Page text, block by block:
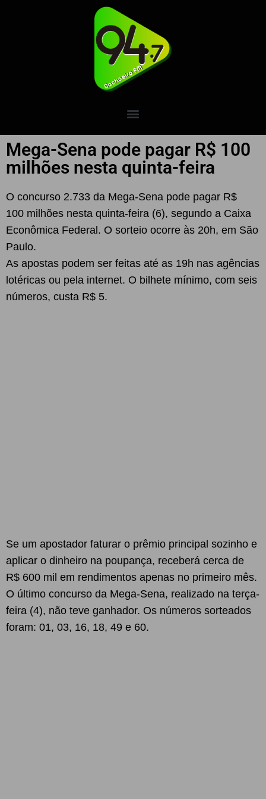
Mega-Sena pode pagar R$ 100
milhões nesta quinta-feira
O concurso 2.733 da Mega-Sena pode pagar R$
100 milhões nesta quinta-feira (6), segundo a Caixa
Econômica Federal. O sorteio ocorre às 20h, em São
Paulo.
As apostas podem ser feitas até as 19h nas agências
lotéricas ou pela internet. O bilhete mínimo, com seis
números, custa R$ 5.
Se um apostador faturar o prêmio principal sozinho e
aplicar o dinheiro na poupança, receberá cerca de
R$ 600 mil em rendimentos apenas no primeiro mês.
O último concurso da Mega-Sena, realizado na terça-
feira (4), não teve ganhador. Os números sorteados
foram: 01, 03, 16, 18, 49 e 60.